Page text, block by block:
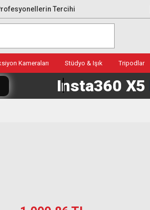
Tercihi
Kameraları Stüdyo & Işık Tripodlar
Insta360 X5